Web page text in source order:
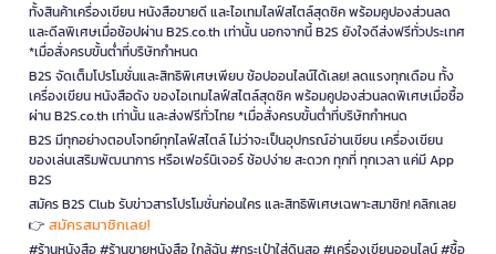
ทั้งสินค้าเครื่องเขียน หนังสือขายดี และไอเทมไลฟ์สไตล์สุดชิค พร้อมคูปองส่วนลด
และดีลพิเศษเมื่อช้อปผ่าน B2S.co.th เท่านั้น นอกจากนี้ B2S ยังใจดีส่งฟรีทั่วประเทศ
*เมื่อสั่งครบขั้นต่ำที่บริษัทกำหนด
B2S จัดเต็มโปรโมชั่นและสิทธิพิเศษเพียบ ช้อปออนไลน์ได้เลย! ลดแรงทุกเดือน ทั้ง
เครื่องเขียน หนังสือดัง ของไอเทมไลฟ์สไตล์สุดชิค พร้อมคูปองส่วนลดพิเศษเมื่อซื้อ
ผ่าน B2S.co.th เท่านั้น และส่งฟรีทั่วไทย *เมื่อสั่งครบขั้นต่ำที่บริษัทกำหนด
B2S มีทุกอย่างตอบโจทย์ทุกไลฟ์สไตล์ ไม่ว่าจะเป็นอุปกรณ์อ่านเขียน เครื่องเขียน
ของเล่นเสริมพัฒนาการ หรือเฟอร์นิเจอร์ ช้อปง่าย สะดวก ทุกที่ ทุกเวลา แค่มี App
B2S
สมัคร B2S Club รับข่าวสารโปรโมชั่นก่อนใคร และสิทธิพิเศษเฉพาะสมาชิก! คลิกเลย
👉 สมัครสมาชิกเลย!
#ร้านหนังสือ #ร้านขายหนังสือ ใกล้ฉัน #กระเป๋าใส่ดินสอ #เครื่องเขียนออนไลน์ #ซื้อ